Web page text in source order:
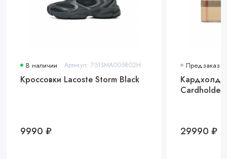
В наличии Артикул: 751SMA005802H
Кроссовки Lacoste Storm Black
9990 ₽
Предзаказ
Cardholder
29990 ₽